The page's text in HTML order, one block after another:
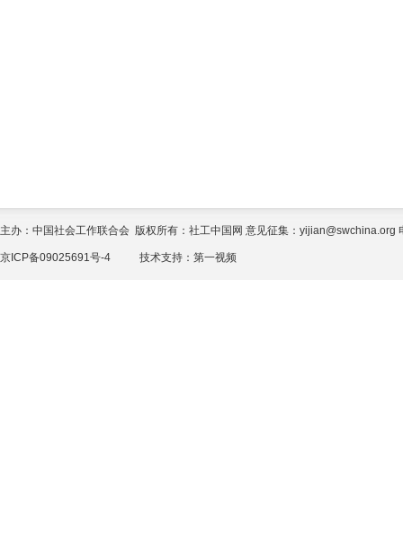
主办：中国社会工作联合会 版权所有：社工中国网 意见征集：yijian@swchina.org
京ICP备09025691号-4 技术支持： 第一视频